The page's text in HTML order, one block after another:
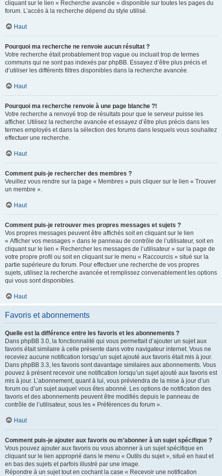
cliquant sur le lien « Recherche avancée » disponible sur toutes les pages du
forum. L’accès à la recherche dépend du style utilisé.
Haut
Pourquoi ma recherche ne renvoie aucun résultat ?
Votre recherche était probablement trop vague ou incluait trop de termes
communs qui ne sont pas indexés par phpBB. Essayez d’être plus précis et
d’utiliser les différents filtres disponibles dans la recherche avancée.
Haut
Pourquoi ma recherche renvoie à une page blanche ?!
Votre recherche a renvoyé trop de résultats pour que le serveur puisse les
afficher. Utilisez la recherche avancée et essayez d’être plus précis dans les
termes employés et dans la sélection des forums dans lesquels vous souhaitez
effectuer une recherche.
Haut
Comment puis-je rechercher des membres ?
Veuillez vous rendre sur la page « Membres » puis cliquer sur le lien « Trouver
un membre ».
Haut
Comment puis-je retrouver mes propres messages et sujets ?
Vos propres messages peuvent être affichés soit en cliquant sur le lien
« Afficher vos messages » dans le panneau de contrôle de l’utilisateur, soit en
cliquant sur le lien « Rechercher les messages de l’utilisateur » sur la page de
votre propre profil ou soit en cliquant sur le menu « Raccourcis » situé sur la
partie supérieure du forum. Pour effectuer une recherche de vos propres
sujets, utilisez la recherche avancée et remplissez convenablement les options
qui vous sont disponibles.
Haut
Favoris et abonnements
Quelle est la différence entre les favoris et les abonnements ?
Dans phpBB 3.0, la fonctionnalité qui vous permettait d’ajouter un sujet aux
favoris était similaire à celle présente dans votre navigateur internet. Vous ne
receviez aucune notification lorsqu’un sujet ajouté aux favoris était mis à jour.
Dans phpBB 3.3, les favoris sont davantage similaires aux abonnements. Vous
pouvez à présent recevoir une notification lorsqu’un sujet ajouté aux favoris est
mis à jour. L’abonnement, quant à lui, vous préviendra de la mise à jour d’un
forum ou d’un sujet auquel vous êtes abonné. Les options de notification des
favoris et des abonnements peuvent être modifiés depuis le panneau de
contrôle de l’utilisateur, sous les « Préférences du forum ».
Haut
Comment puis-je ajouter aux favoris ou m’abonner à un sujet spécifique ?
Vous pouvez ajouter aux favoris ou vous abonner à un sujet spécifique en
cliquant sur le lien approprié dans le menu « Outils du sujet », situé en haut et
en bas des sujets et parfois illustré par une image.
Répondre à un sujet tout en cochant la case « Recevoir une notification